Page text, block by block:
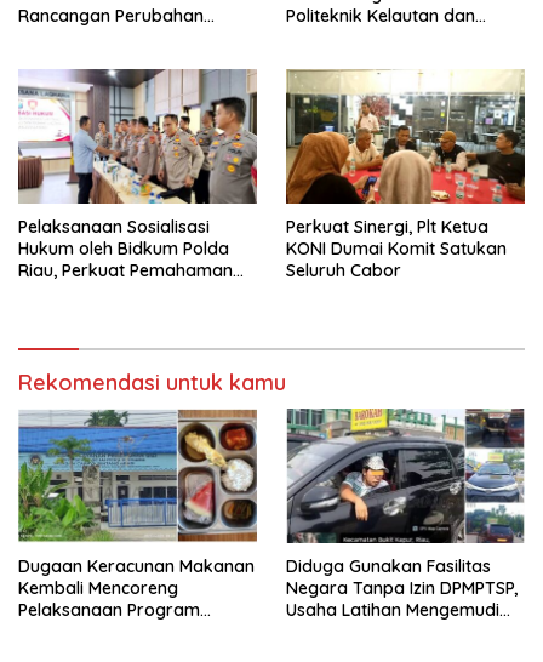
Rancangan Perubahan
RI
Politeknik Kelautan dan
Pelaksanaan Sosialisasi
Hukum oleh Bidkum Polda
Riau, Perkuat Pemahaman
Perkuat Sinergi, Plt Ketua
KONI Dumai Komit Satukan
Seluruh Cabor
Rekomendasi untuk kamu
Dugaan Keracunan Makanan
Kembali Mencoreng
Pelaksanaan Program
Diduga Gunakan Fasilitas
Negara Tanpa Izin DPMPTSP,
Usaha Latihan Mengemudi